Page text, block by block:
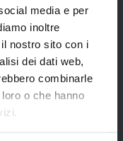
media e per
inoltre
nostro sito con i
dei dati web,
combinarle
o che hanno